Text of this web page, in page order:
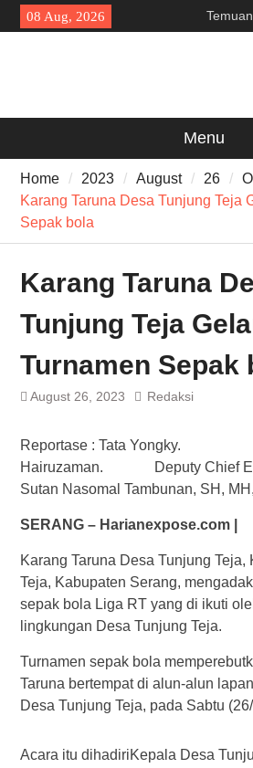
Skip
to
08 Aug, 2026
Menu
Home 2023 August 26
Karang Taruna Desa Tunjung Teja
Sepak bola
Karang Taruna
Tunjung Teja
Turnamen Sepak
August 26, 2023 Redaksi
Reportase : Tata Yongky.
Hairuzaman. Deputy Chief
Sutan Nasomal Tambunan, SH,
SERANG – Harianexpose.com |
Karang Taruna Desa Tunjung Teja,
Teja, Kabupaten Serang,
sepak bola Liga RT yang di ikuti
lingkungan Desa Tunjung Teja.
Turnamen sepak bola
Taruna bertempat di alun-alun
Desa Tunjung Teja, pada Sabtu
Acara itu dihadiriKepala Desa